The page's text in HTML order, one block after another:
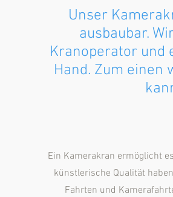
Unser
ausbaubar.
Kranoperator und
Hand. Zum einen
Ein Kamerakran ermöglicht
künstlerische Qualität
Fahrten und